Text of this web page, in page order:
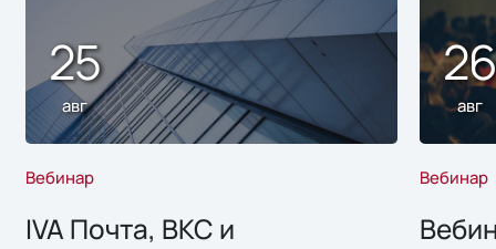
25
авг
Вебинар
IVA Почта, ВКС и
авг
Вебинар